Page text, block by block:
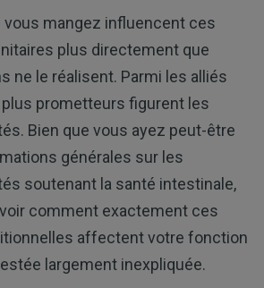
vous mangez influencent ces
plus directement que
ne le réalisent. Parmi les alliés
prometteurs figurent les
Bien que vous ayez peut-être
générales sur les
soutenant la santé intestinale,
comment exactement ces
affectent votre fonction
largement inexpliquée.